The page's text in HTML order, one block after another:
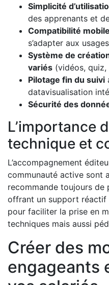
Simplicité
des apprenants et
Compatibilité
s’adapter aux
Système de
variés (vidéos,
Pilotage fin du suivi
datavisualisation
Sécurité des
L’importance
technique et
L’accompagnement
communauté active sont
recommande toujours de
offrant un support réactif
pour faciliter la prise en
techniques mais aussi
Créer des
engageants